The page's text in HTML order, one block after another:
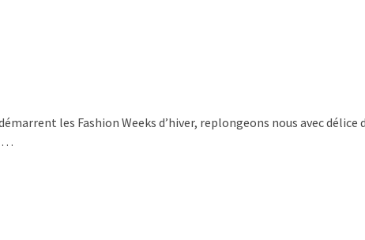
les Fashion Weeks d’hiver, replongeons nous avec délice
…